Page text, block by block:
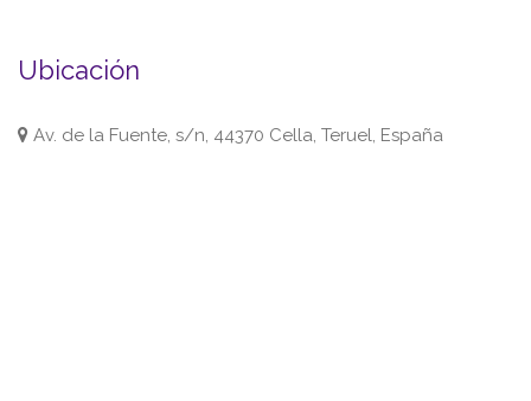
Ubicación
Av. de la Fuente, s/n, 44370 Cella, Teruel, España